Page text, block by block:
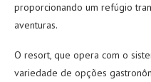
proporcionando um refúgio
aventuras.
O resort, que opera com o
variedade de opções